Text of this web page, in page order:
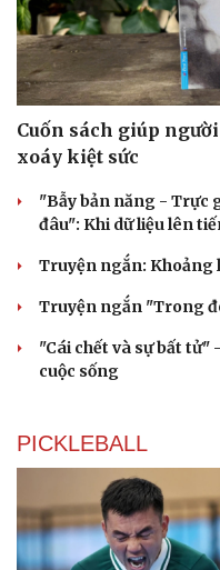
Cuốn sách giúp
xoáy kiệt sức
"Bẫy bản năng - Trực
đâu": Khi dữ liệu lên
Truyện ngắn: Khoảng
Truyện ngắn "Trong
"Cái chết và sự bất tử"
cuộc sống
PICKLEBALL